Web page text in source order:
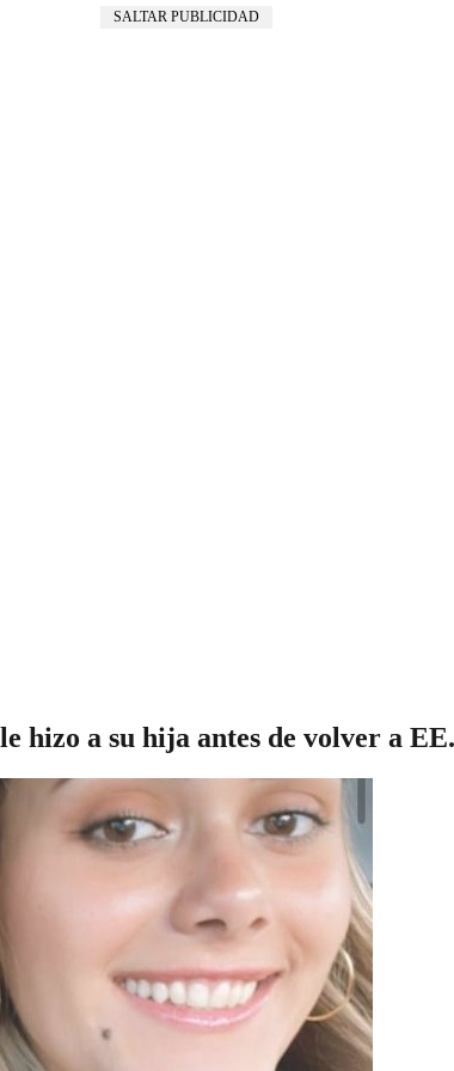
SALTAR PUBLICIDAD
hizo a su hija antes de volver a